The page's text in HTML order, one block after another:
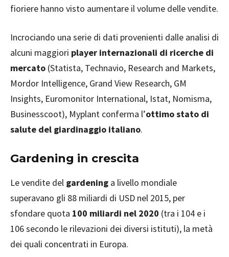
fioriere hanno visto aumentare il volume delle vendite.
Incrociando una serie di dati provenienti dalle analisi di
alcuni maggiori player internazionali di ricerche di
mercato (Statista, Technavio, Research and Markets,
Mordor Intelligence, Grand View Research, GM
Insights, Euromonitor International, Istat, Nomisma,
Businesscoot), Myplant conferma l’ottimo stato di
salute del giardinaggio italiano.
Gardening in crescita
Le vendite del gardening a livello mondiale
superavano gli 88 miliardi di USD nel 2015, per
sfondare quota 100 miliardi nel 2020 (tra i 104 e i
106 secondo le rilevazioni dei diversi istituti), la metà
dei quali concentrati in Europa.